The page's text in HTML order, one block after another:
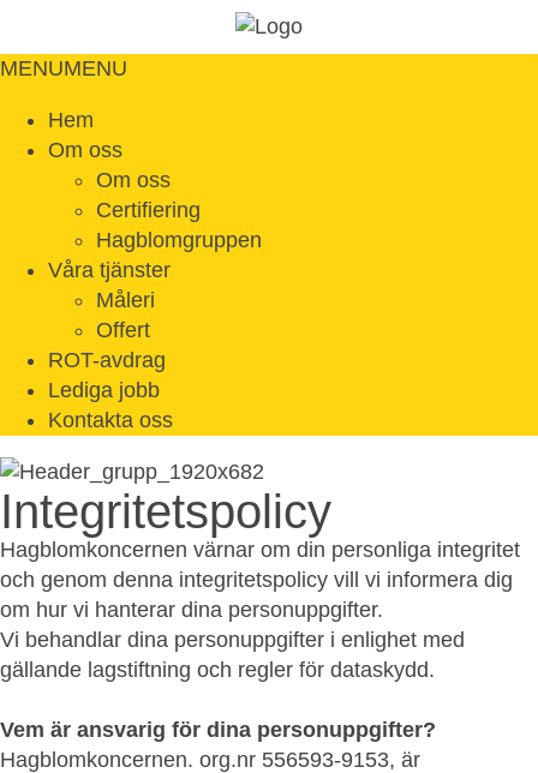
MENUMENU
Hem
Om oss
Om oss
Certifiering
Hagblomgruppen
Våra tjänster
Måleri
Offert
ROT-avdrag
Lediga jobb
Kontakta oss
Integritetspolicy
Hagblomkoncernen värnar om din personliga integritet
och genom denna integritetspolicy vill vi informera dig
om hur vi hanterar dina personuppgifter.
Vi behandlar dina personuppgifter i enlighet med
gällande lagstiftning och regler för dataskydd.
Vem är ansvarig för dina personuppgifter?
Hagblomkoncernen. org.nr 556593-9153, är